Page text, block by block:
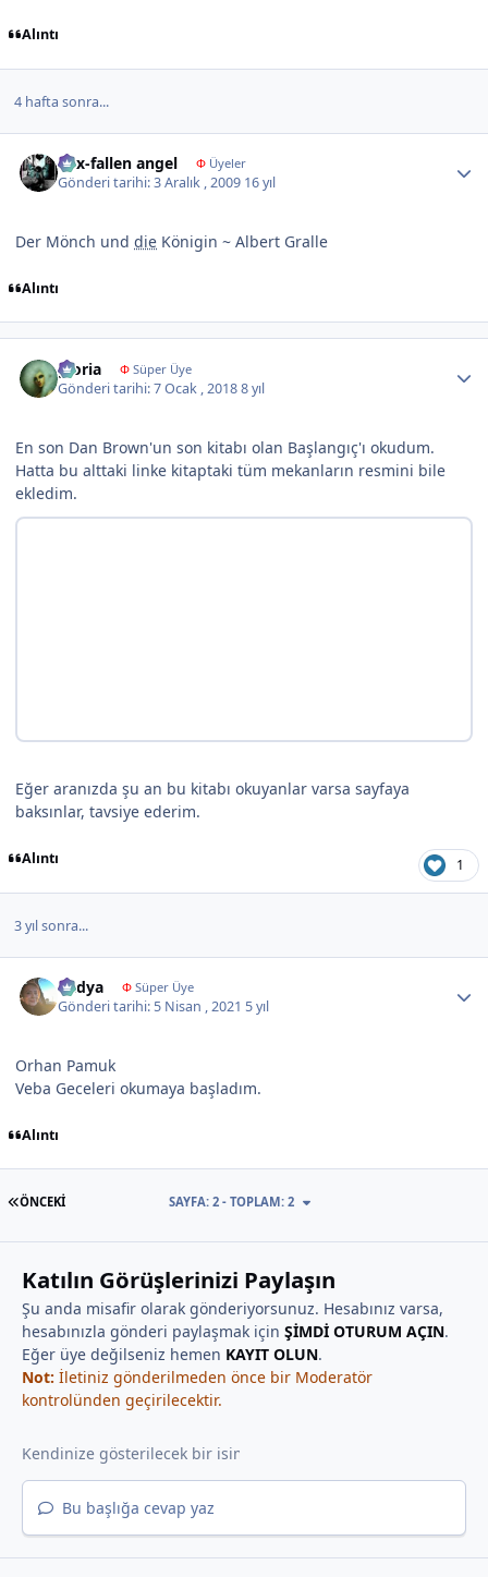
Alıntı
4 hafta sonra...
nyx-fallen angel ΦÜyeler
Gönderi tarihi:3 Aralık , 2009 16 yıl
Der Mönch und die Königin ~ Albert Gralle
Alıntı
gloria ΦSüper Üye
Gönderi tarihi:7 Ocak , 20188 yıl
En son Dan Brown'un son kitabı olan Başlangıç'ı okudum.
Hatta bu alttaki linke kitaptaki tüm mekanların resmini bile
ekledim.
Eğer aranızda şu an bu kitabı okuyanlar varsa sayfaya
baksınlar, tavsiye ederim.
Alıntı 1
3 yıl sonra...
Radya ΦSüper Üye
Gönderi tarihi: 5 Nisan , 2021 5 yıl
Orhan Pamuk
Veba Geceleri okumaya başladım.
Alıntı
İLK SAYFA
ÖNCEKI SAYFA: 2 - TOPLAM: 2
Katılın Görüşlerinizi Paylaşın
Şu anda misafir olarak gönderiyorsunuz. Hesabınız varsa,
hesabınızla gönderi paylaşmak için ŞİMDİ OTURUM AÇIN.
Eğer üye değilseniz hemen KAYIT OLUN.
Not: İletiniz gönderilmeden önce bir Moderatör
kontrolünden geçirilecektir.
Bu başlığa cevap yaz